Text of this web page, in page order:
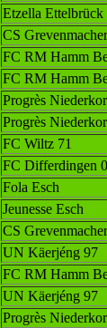
Etzella Ettelbrück
CS Grevenmacher
FC RM Hamm
FC RM Hamm
Progrès
Progrès
FC Wiltz 71
FC Differdingen
Fola Esch
Jeunesse Esch
CS Grevenmacher
UN Käerjéng 97
FC RM Hamm
UN Käerjéng 97
Progrès